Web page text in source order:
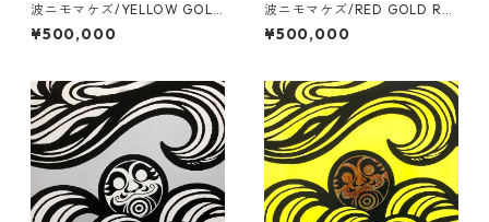
波ニモマケズ/YELLOW GOLD
REAF / S30号(910mm x 910
mm)
¥500,000
波ニモマケズ/RED GOLD RE
AF / S30号(910mm x 910m
m)
¥500,000